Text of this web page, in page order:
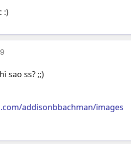
:)
sao ss? ;;)
addisonbbachman/images